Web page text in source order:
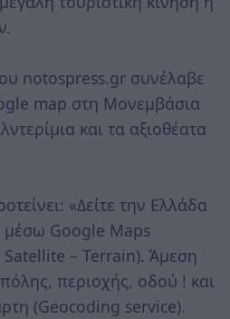
notospress.gr συνέλαβε
map στη Μονεμβάσια
και τα αξιοθέατα
«Δείτε την Ελλάδα
μέσω Google Maps
– Terrain). Άμεση
περιοχής, οδού ! και
(Geocoding service).